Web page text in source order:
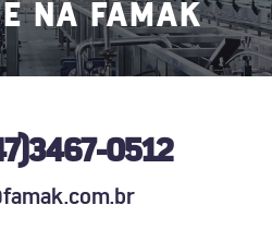
NA FAMAK
0512